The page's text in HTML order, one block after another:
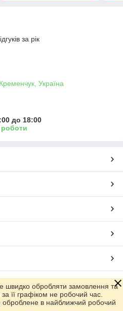
за рік
Україна
до 18:00
роботи
Prom.ua
швидко обробляти замовлення та
її графіком не робочий час.
в найближчий робочий